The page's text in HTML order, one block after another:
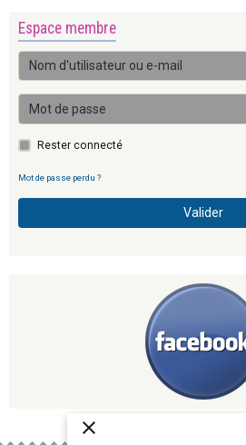
Espace membre
Rester connecté
Mot de passe perdu ?
Valider